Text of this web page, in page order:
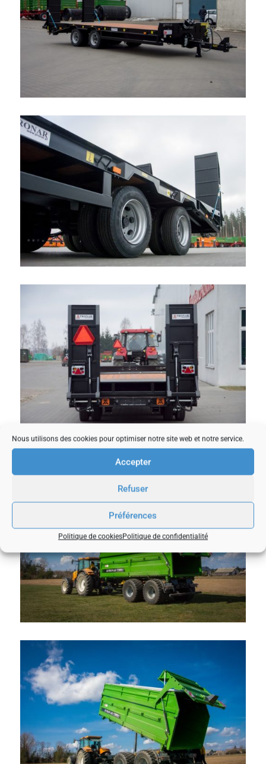
Nous utilisons des cookies pour optimiser notre site web et notre service.
Accepter
Refuser
Préférences
Politique de cookiesPolitique de confidentialité